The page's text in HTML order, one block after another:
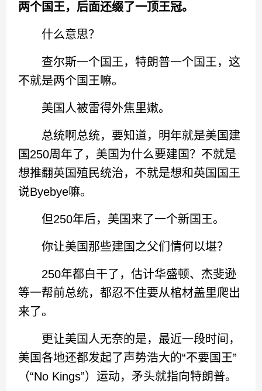
两个国王，后面还缀了一顶王冠。
什么意思？
查尔斯一个国王，特朗普一个国王，这
不就是两个国王嘛。
美国人被雷得外焦里嫩。
总统啊总统，要知道，明年就是美国建
国250周年了，美国为什么要建国？不就是
想推翻英国殖民统治，不就是想和英国国王
说Byebye嘛。
但250年后，美国来了一个新国王。
你让美国那些建国之父们情何以堪？
250年都白干了，估计华盛顿、杰斐逊
等一帮前总统，都忍不住要从棺材盖里爬出
来了。
更让美国人无奈的是，最近一段时间，
美国各地还都发起了声势浩大的“不要国王”
（“No Kings”）运动，矛头就指向特朗普。